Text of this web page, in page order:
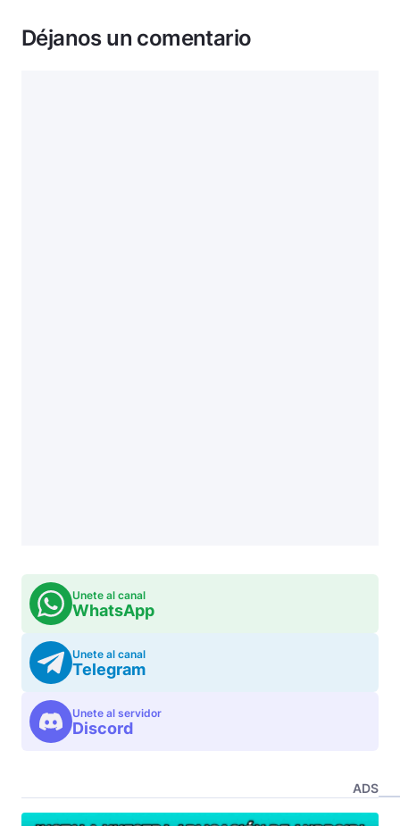
Déjanos un comentario
Unete al canal
WhatsApp
Unete al canal
Telegram
Unete al servidor
Discord
ADS